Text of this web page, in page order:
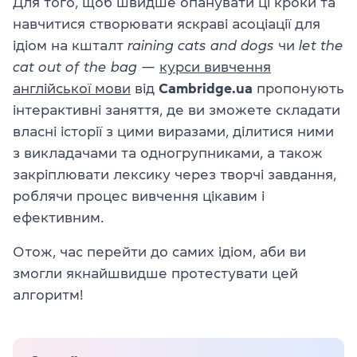
навчитися створювати яскраві асоціації для
ідіом на кшталт raining cats and dogs чи let the
cat out of the bag — курси вивчення
англійської мови від Cambridge.ua пропонують
інтерактивні заняття, де ви зможете складати
власні історії з цими виразами, ділитися ними
з викладачами та одногрупниками, а також
закріплювати лексику через творчі завдання,
роблячи процес вивчення цікавим і
ефективним.
Отож, час перейти до самих ідіом, аби ви
змогли якнайшвидше протестувати цей
алгоритм!